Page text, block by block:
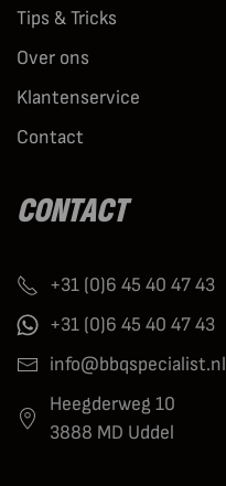
Tips & Tricks
Over ons
Klantenservice
Contact
CONTACT
+31 (0)6 45 40 47 43
+31 (0)6 45 40 47 43
info@bbqspecialist.nl
Heegderweg 10
3888 MD Uddel